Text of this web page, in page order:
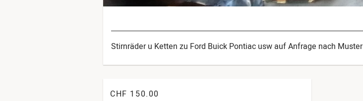
Stirnräder u Ketten zu Ford Buick Pontiac usw auf Anfrage nach Muster
CHF 150.00